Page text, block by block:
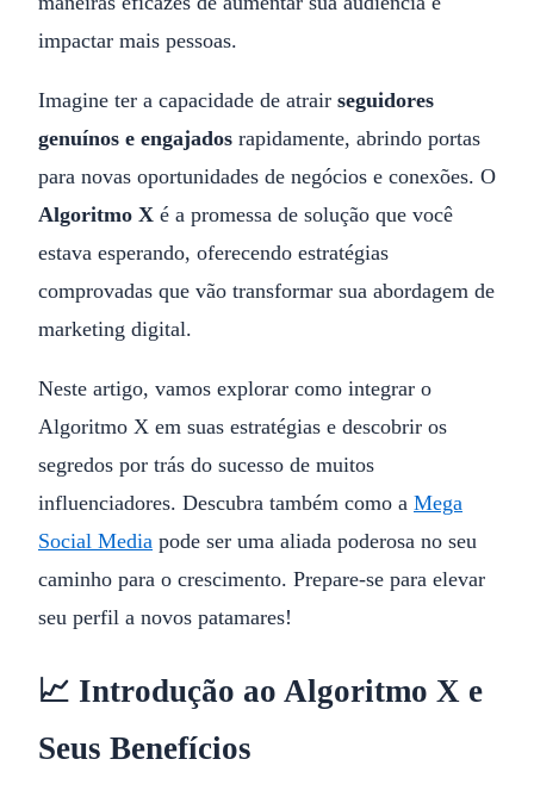
impactar mais pessoas.
Imagine ter a capacidade de atrair seguidores
genuínos e engajados rapidamente, abrindo portas
para novas oportunidades de negócios e conexões. O
Algoritmo X é a promessa de solução que você
estava esperando, oferecendo estratégias
comprovadas que vão transformar sua abordagem de
marketing digital.
Neste artigo, vamos explorar como integrar o
Algoritmo X em suas estratégias e descobrir os
segredos por trás do sucesso de muitos
influenciadores. Descubra também como a Mega
Social Media pode ser uma aliada poderosa no seu
caminho para o crescimento. Prepare-se para elevar
seu perfil a novos patamares!
📈 Introdução ao Algoritmo X e
Seus Benefícios